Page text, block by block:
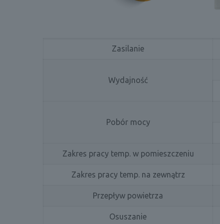
Zasilanie
Wydajność
Pobór mocy
Zakres pracy temp. w pomieszczeniu
Zakres pracy temp. na zewnątrz
Przepływ powietrza
Osuszanie